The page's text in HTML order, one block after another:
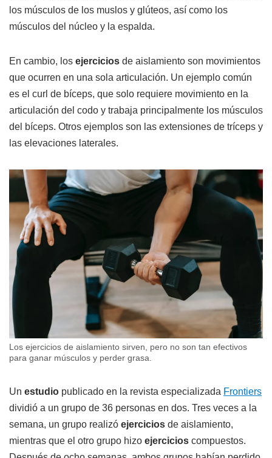
los músculos de los muslos y glúteos, así como los
músculos del núcleo y la espalda.
En cambio, los ejercicios de aislamiento son movimientos
que ocurren en una sola articulación. Un ejemplo común
es el curl de bíceps, que solo requiere movimiento en la
articulación del codo y trabaja principalmente los músculos
del bíceps. Otros ejemplos son las extensiones de tríceps y
las elevaciones laterales.
Los ejercicios de aislamiento sirven, pero no son tan efectivos
para ganar músculos y perder grasa.
Un estudio publicado en la revista especializada Frontiers
dividió a un grupo de 36 personas en dos. Tres veces a la
semana, un grupo realizó ejercicios de aislamiento,
mientras que el otro grupo hizo ejercicios compuestos.